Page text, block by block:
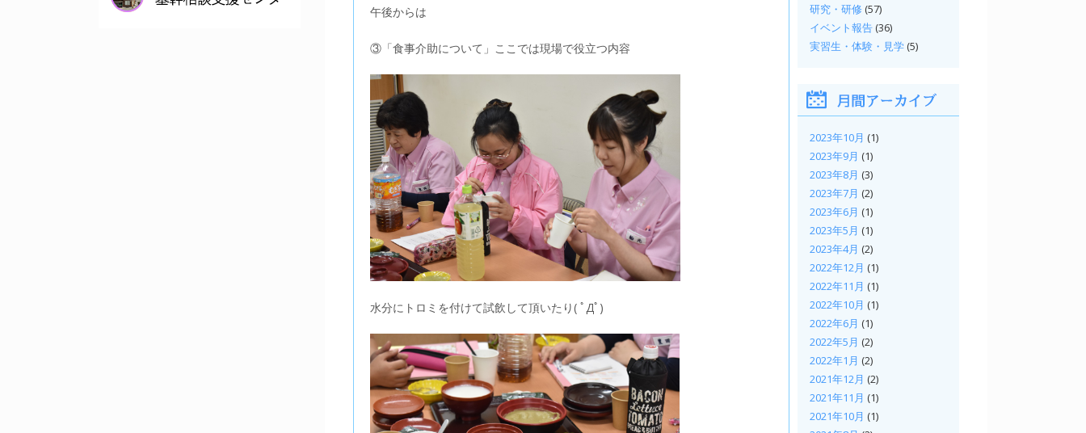
午後からは
③「食事介助について」ここでは現場で役立つ内容
水分にトロミを付けて試飲して頂いたり( ﾟДﾟ)
研究・研修(57)
イベント報告(36)
実習生・体験・見学(5)
2023年10月 (1)
2023年9月 (1)
2023年8月 (3)
2023年7月 (2)
2023年6月 (1)
2023年5月 (1)
2023年4月 (2)
2022年12月 (1)
2022年11月 (1)
2022年10月 (1)
2022年6月 (1)
2022年5月 (2)
2022年1月 (2)
2021年12月 (2)
2021年11月 (1)
2021年10月 (1)